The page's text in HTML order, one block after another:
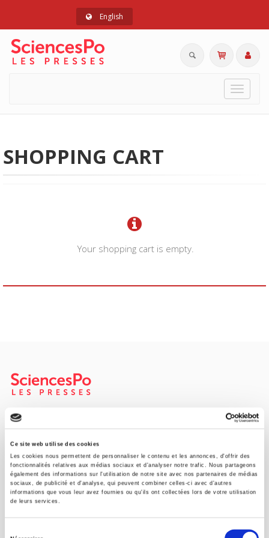
Ce site web utilise des cookies
Les cookies nous permettent de personnaliser le contenu et les annonces, d'offrir des
fonctionnalités relatives aux médias sociaux et d'analyser notre trafic. Nous partageons
également des informations sur l'utilisation de notre site avec nos partenaires de médias
sociaux, de publicité et d'analyse, qui peuvent combiner celles-ci avec d'autres
informations que vous leur avez fournies ou qu'ils ont collectées lors de votre utilisation
de leurs services.
English
Toggle
SHOPPING CART
Your shopping cart is empty.
SCIENCES PO UNIVERSITY PRESS has a threefold role: to publish
original research, to edit reference works for student use, and to
help public and political debate.
CONTACTS
FOREIGN RIGHTS
FOR BOOKSHOPS